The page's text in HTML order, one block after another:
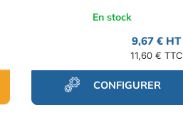
En stock
9,67 € HT
11,60 € TTC
CONFIGURER